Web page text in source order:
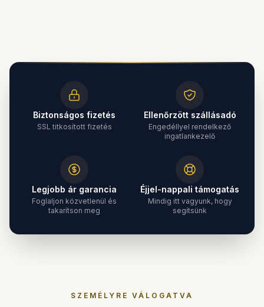
Biztonságos fizetés
SSL titkosított fizetés
Ellenőrzött szállásadó
Engedéllyel rendelkező
ingatlankezelő
Legjobb ár garancia
Foglaljon közvetlenül és
takarítson meg
Éjjel-nappali támogatás
Mindig itt vagyunk, hogy
segítsünk
SZEMÉLYRE VÁLOGATVA